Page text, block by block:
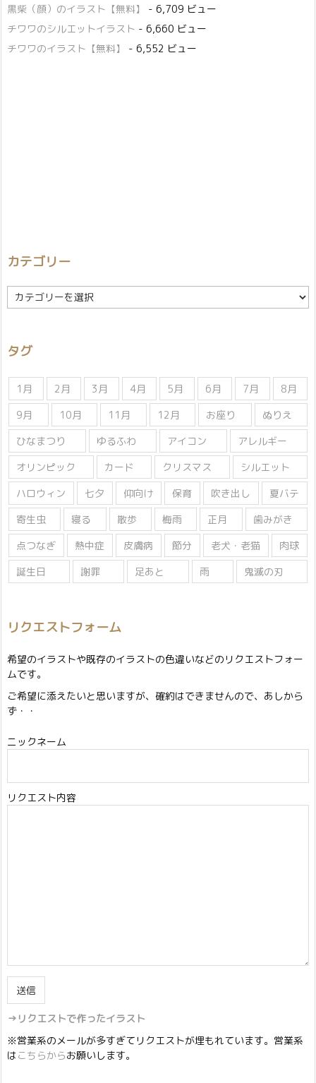
黒柴（顔）のイラスト【無料】
- 6,709 ビュー
チワワのシルエットイラスト - 6,660 ビュー
チワワのイラスト【無料】
- 6,552 ビュー
カテゴリー
カ
テ
ー
タグ
1月 2月 3月 4月 5月 6月 7月
8月
9月
10月 11月 12月 お座り
ぬりえ
ひなまつり
ゆるふわ アイコン
アレルギー
オリンピック
カード クリスマス
シルエット
ハロウィン
七夕 仰向け 保育 吹き出し
夏バテ
寄生虫
寝る 散歩 梅雨 正月
歯みがき
点つなぎ
熱中症 皮膚病 節分 老犬・老猫
肉球
誕生日
謝罪 足あと 雨 鬼滅の刃
リクエストフォーム
希望のイラストや既存のイラストの色違いなどのリクエストフォー
ムです。
ご希望に添えたいと思いますが、確約はできませんので、あしから
ず・・
ニックネーム
リクエスト内容
→リクエストで作ったイラスト
※営業系のメールが多すぎてリクエストが埋もれています。営業系
はこちらからお願いします。